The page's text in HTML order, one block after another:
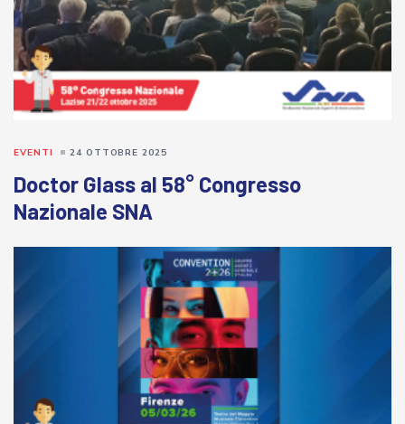
Doctor Glass al 58° Congresso
Nazionale SNA
EVENTI 24 OTTOBRE 2025